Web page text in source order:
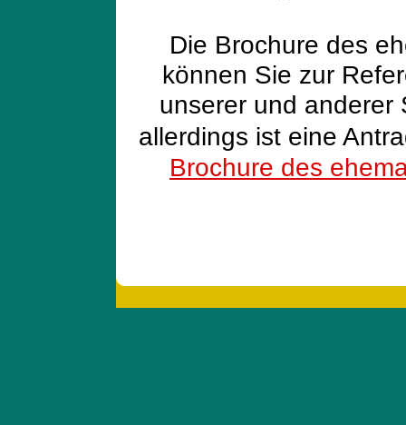
Die Brochure des
können Sie zur
unserer und anderer
allerdings ist eine
Brochure des